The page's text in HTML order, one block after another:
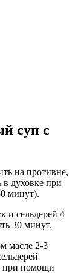
суп с
на противне,
в духовке при
минут).
и сельдерей 4
30 минут.
масле 2-3
при помощи